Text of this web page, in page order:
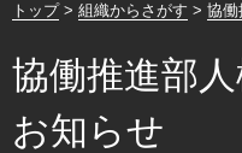
健康・医療・福祉
観光魅力・イベント
トップ> 組織からさがす > 協働
協働推進部
お知らせ